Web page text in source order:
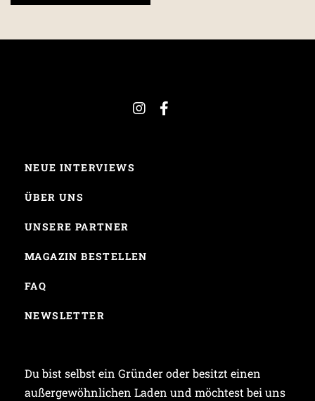
NEUE INTERVIEWS
ÜBER UNS
UNSERE PARTNER
MAGAZIN BESTELLEN
FAQ
NEWSLETTER
Du bist selbst ein Gründer oder besitzt einen
außergewöhnlichen Laden und möchtest bei uns